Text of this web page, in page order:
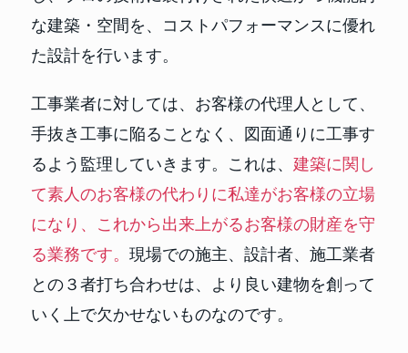
な建築・空間を、コストパフォーマンスに優れ
た設計を行います。
工事業者に対しては、お客様の代理人として、
手抜き工事に陥ることなく、図面通りに工事す
るよう監理していきます。これは、 建築に関し
て素人のお客様の代わりに私達がお客様の立場
になり、これから出来上がるお客様の財産を守
る業務です。 現場での施主、設計者、施工業者
との３者打ち合わせは、より良い建物を創って
いく上で欠かせないものなのです。